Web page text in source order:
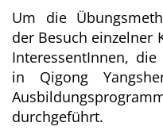
Um die
der Besuch einzelner
InteressentInnen,
in Qigong
durchgeführt.